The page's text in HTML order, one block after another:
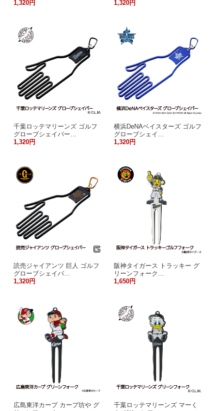
1,320円 1,320円
千葉ロッテマリーンズ ゴルフ
グローブシェイパー…
1,320円
横浜DeNAベイスターズ ゴルフ
グローブシェイ…
1,320円
読売ジャイアンツ 巨人 ゴルフ
グローブシェイパ…
1,320円
阪神タイガース トラッキー グ
リーンフォーク…
1,650円
広島東洋カープ カープ坊や グ
千葉ロッテマリーンズ マーく